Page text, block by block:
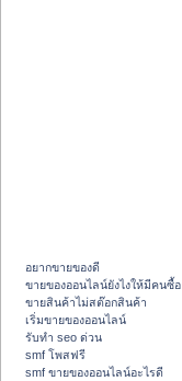
อยากขายของดี
ขายของออนไลน์ยังไงให้มีคนซื้อ
ขายสินค้าไม่สต๊อกสินค้า
เริ่มขายของออนไลน์
รับทำ seo ด่วน
smf โพสฟรี
smf ขายของออนไลน์อะไรดี